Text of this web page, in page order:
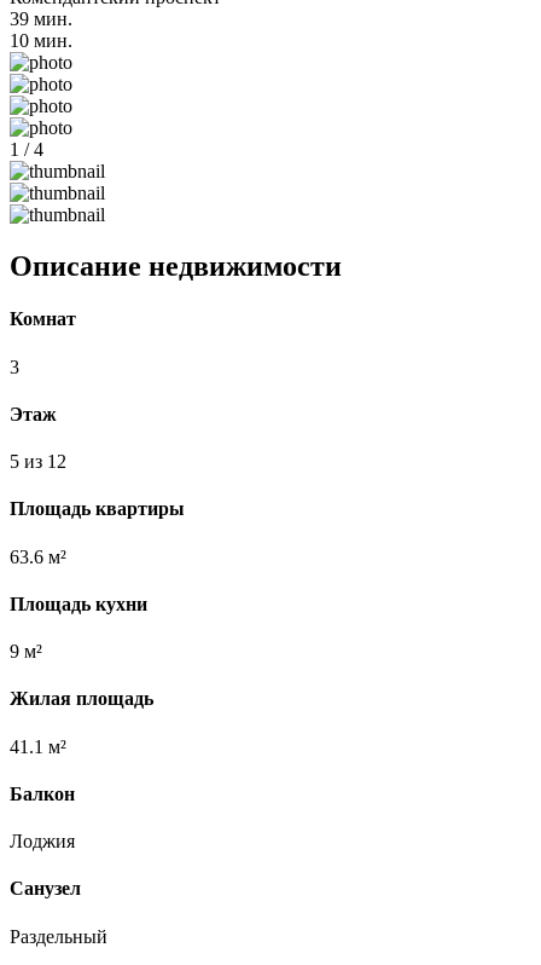
39 мин.
10 мин.
1 / 4
Описание недвижимости
Комнат
3
Этаж
5 из 12
Площадь квартиры
63.6 м²
Площадь кухни
9 м²
Жилая площадь
41.1 м²
Балкон
Лоджия
Санузел
Раздельный